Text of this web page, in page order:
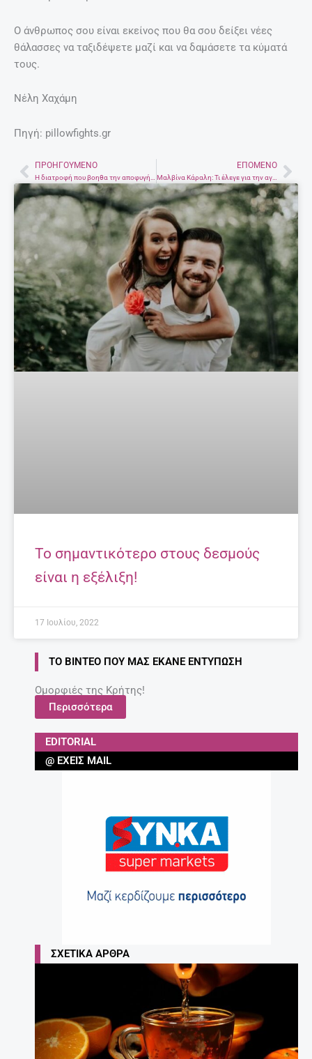
Ο άνθρωπος σου είναι εκείνος που θα σου δείξει νέες
θάλασσες να ταξιδέψετε μαζί και να δαμάσετε τα κύματά
τους.
Νέλη Χαχάμη
Πηγή: pillowfights.gr
PrevΠΡΟΗΓΟΎΜΕΝΟ
Η διατροφή που βοηθα την αποφυγή βαριας νόσησης από covid 19
ΕΠΌΜΕΝΟ
Μαλβίνα Κάραλη: Τι έλεγε για την αγάπη.
Το σημαντικότερο στους δεσμούς
είναι η εξέλιξη!
17 Ιουλίου, 2022
ΤΟ ΒΊΝΤΕΟ ΠΟΥ ΜΑΣ ΈΚΑΝΕ ΕΝΤΎΠΩΣΗ
Ομορφιές της Κρήτης!
Περισσότερα
EDITORIAL
@ ΈΧΕΙΣ MAIL
ΣΧΕΤΙΚΆ ΆΡΘΡΑ